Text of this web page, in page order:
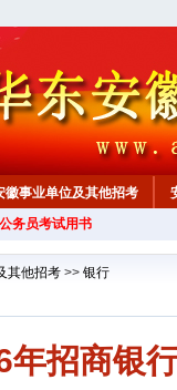
徽事业单位及其他招考
务员考试用书
其他招考 >> 银行
年招商银